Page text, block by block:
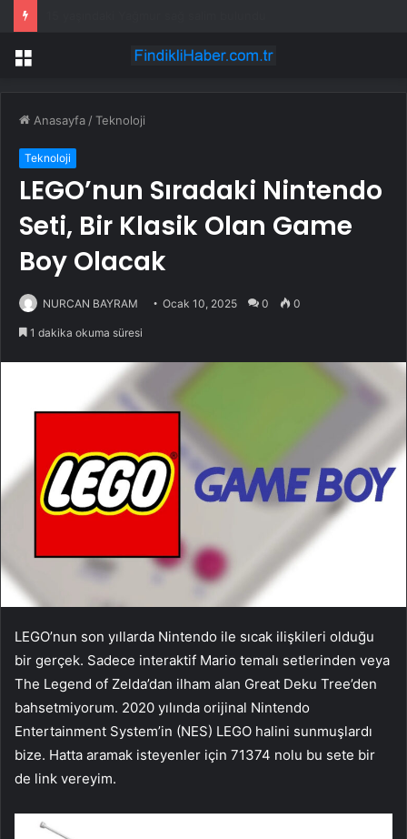
Menü
Anasayfa /Teknoloji
Teknoloji
LEGO’nun Sıradaki Nintendo
Seti, Bir Klasik Olan Game
Boy Olacak
NURCAN BAYRAM Ocak 10, 2025 0 0
1 dakika okuma süresi
LEGO’nun son yıllarda Nintendo ile sıcak ilişkileri olduğu
bir gerçek. Sadece interaktif Mario temalı setlerinden veya
The Legend of Zelda’dan ilham alan Great Deku Tree’den
bahsetmiyorum. 2020 yılında orijinal Nintendo
Entertainment System’in (NES) LEGO halini sunmuşlardı
bize. Hatta aramak isteyenler için 71374 nolu bu sete bir
de link vereyim.